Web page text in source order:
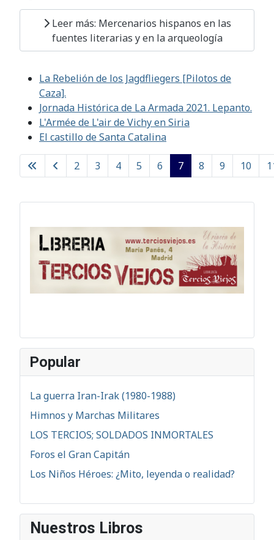
Leer más: Mercenarios hispanos en las
fuentes literarias y en la arqueología
La Rebelión de los Jagdfliegers [Pilotos de
Caza].
Jornada Histórica de La Armada 2021. Lepanto.
L'Armée de L'air de Vichy en Siria
El castillo de Santa Catalina
Página 7 de 102
2 3 4 5 6 7 8 9 10
Popular
La guerra Iran-Irak (1980-1988)
Himnos y Marchas Militares
LOS TERCIOS; SOLDADOS INMORTALES
Foros el Gran Capitán
Los Niños Héroes: ¿Mito, leyenda o realidad?
Nuestros Libros